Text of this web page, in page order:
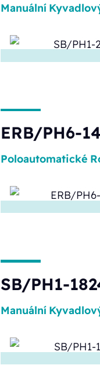
Manuální
ERB/PH6-
Poloautomatické
SB/PH1-
Manuální